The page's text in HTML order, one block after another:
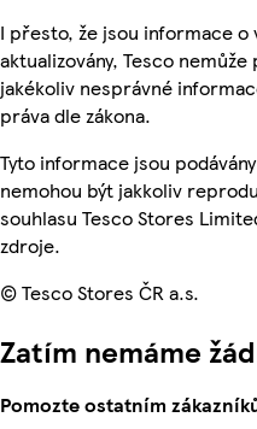
I přesto, že jsou informace
aktualizovány, Tesco
jakékoliv nesprávné
práva dle zákona.
Tyto informace jsou
nemohou být jakkoliv
souhlasu Tesco Stores
zdroje.
© Tesco Stores ČR a.s.
Zatím nemáme
Pomozte ostatním